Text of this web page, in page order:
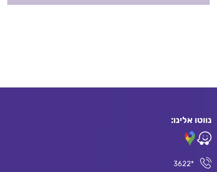
נווטו אלינו:
*3622